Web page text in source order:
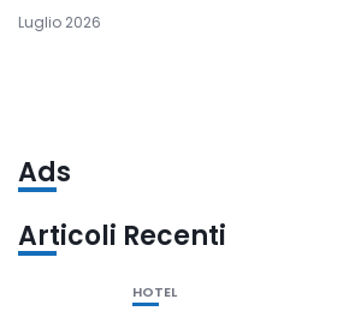
Luglio 2026
Ads
Articoli Recenti
HOTEL